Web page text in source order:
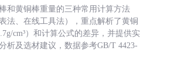
和黄铜棒重量的三种常用计算方法
法、在线工具法），重点解析了黄铜
cm³）和计算公式的差异，并提供实
析及选材建议，数据参考GB/T 4423-